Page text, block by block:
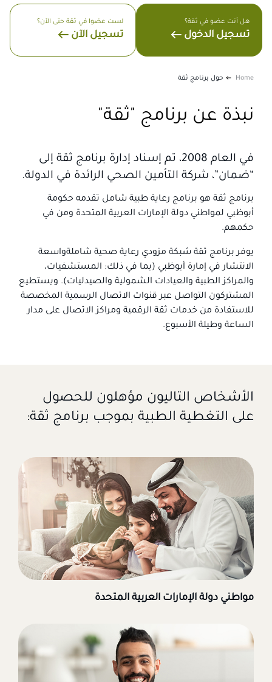
هل أنت عضو في ثقة؟
تسجيل الدخول
لست عضوا في ثقة حتى الآن؟
تسجيل الآن
Home حول برنامج ثقة
نبذة عن برنامج "ثقة"
في العام 2008، تم إسناد إدارة برنامج ثقة إلى
“ضمان”، شركة التأمين الصحي الرائدة في الدولة.
برنامج ثقة هو برنامج رعاية طبية شامل تقدمه حكومة
أبوظبي لمواطني دولة الإمارات العربية المتحدة ومن في
حكمهم.
يوفر برنامج ثقة شبكة مزودي رعاية صحية شاملةواسعة
الانتشار في إمارة أبوظبي (بما في ذلك: المستشفيات،
والمراكز الطبية والعيادات الشمولية والصيدليات). ويستطيع
المشتركون التواصل عبر قنوات الاتصال الرسمية المخصصة
للاستفادة من خدمات ثقة الرقمية ومراكز الاتصال على مدار
الساعة وطيلة الأسبوع.
الأشخاص التاليون مؤهلون للحصول
على التغطية الطبية بموجب برنامج ثقة:
مواطني دولة الإمارات العربية المتحدة